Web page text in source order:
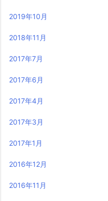
2019年10月
2018年11月
2017年7月
2017年6月
2017年4月
2017年3月
2017年1月
2016年12月
2016年11月